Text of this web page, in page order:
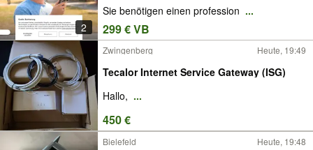
2
Sie benötigen einen profession ...
299 € VB
Zwingenberg Heute, 19:49
Tecalor Internet Service Gateway (ISG)
Hallo, ...
450 €
Bielefeld Heute, 19:48